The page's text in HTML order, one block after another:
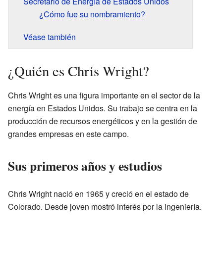
¿Cómo fue su nombramiento?
Véase también
¿Quién es Chris Wright?
Chris Wright es una figura importante en el sector de la
energía en Estados Unidos. Su trabajo se centra en la
producción de recursos energéticos y en la gestión de
grandes empresas en este campo.
Sus primeros años y estudios
Chris Wright nació en 1965 y creció en el estado de
Colorado. Desde joven mostró interés por la ingeniería.